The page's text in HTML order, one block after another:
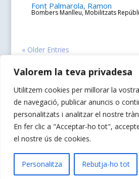
Valorem la teva privadesa
Utilitzem cookies per millorar la
de navegació, publicar anuncis o
personalitzats i analitzar el nostre
En fer clic a "Acceptar-ho tot",
el nostre ús de cookies.
Personalitza Rebutja-ho tot
Font Palmarola, Ramon
Bombers Manlleu,Mobilitzats
« Older Entries
Web dissenyada per La
Política de
Contacte